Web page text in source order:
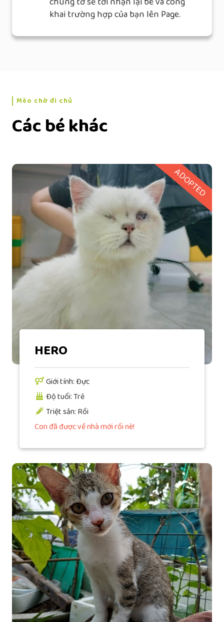
khai trường hợp của bạn lên Page.
Mèo chờ đi chủ
Các bé khác
ADOPTED
HERO
Giới tính: Đực
Độ tuổi: Trẻ
Triệt sản: Rồi
Con đã được về nhà mới rồi nè!